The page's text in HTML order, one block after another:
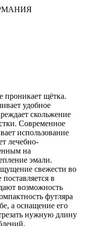
проникает щётка.
удобное
скольжение
Современное
использование
лечебно-
на
эмали.
свежести во
в
возможность
футляра
а оснащение его
нужную длину